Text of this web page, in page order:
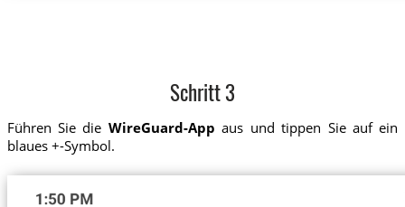
Schritt 3
Führen Sie die WireGuard-App aus und tippen Sie auf ein
blaues +-Symbol.